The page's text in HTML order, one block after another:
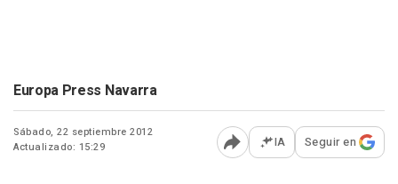
Europa Press Navarra
Sábado, 22 septiembre 2012
Actualizado: 15:29
Abrir opciones para
IA Seguir en